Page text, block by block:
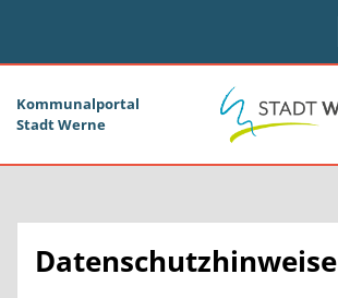
Kommunalportal
Stadt Werne
Datenschutzhinweise